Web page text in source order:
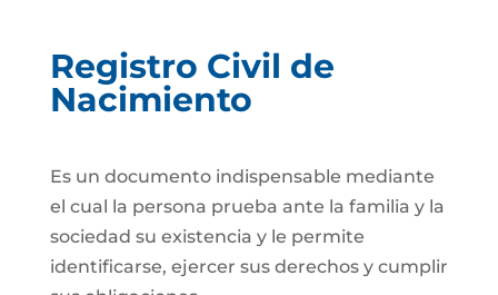
Registro Civil de
Nacimiento
Es un documento indispensable mediante
el cual la persona prueba ante la familia y la
sociedad su existencia y le permite
identificarse, ejercer sus derechos y cumplir